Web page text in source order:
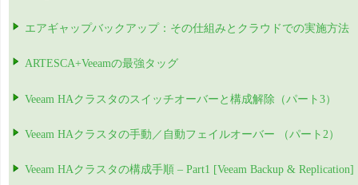
エアギャップバックアップ：その仕組みとクラウドでの実施方法
ARTESCA+Veeamの最強タッグ
Veeam HAクラスタのスイッチオーバーと構成解除（パート3）
Veeam HAクラスタの手動／自動フェイルオーバー （パート2）
Veeam HAクラスタの構成手順 – Part1 [Veeam Backup & Replication]